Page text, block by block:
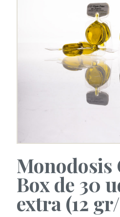
Monodosis
Box de 30
extra (12